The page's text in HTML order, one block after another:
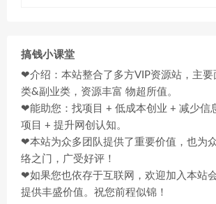
搞钱小课堂
❤介绍：本站整合了多方VIP资源站，主要
类&副业类，资源丰富 物超所值。
❤能助您：找项目 + 低成本创业 + 减少信
项目 + 提升网创认知。
❤本站为众多团队提供了重要价值，也为
络之门，广受好评！
❤如果您也依存于互联网，欢迎加入本站
提供丰盛价值。祝您前程似锦！